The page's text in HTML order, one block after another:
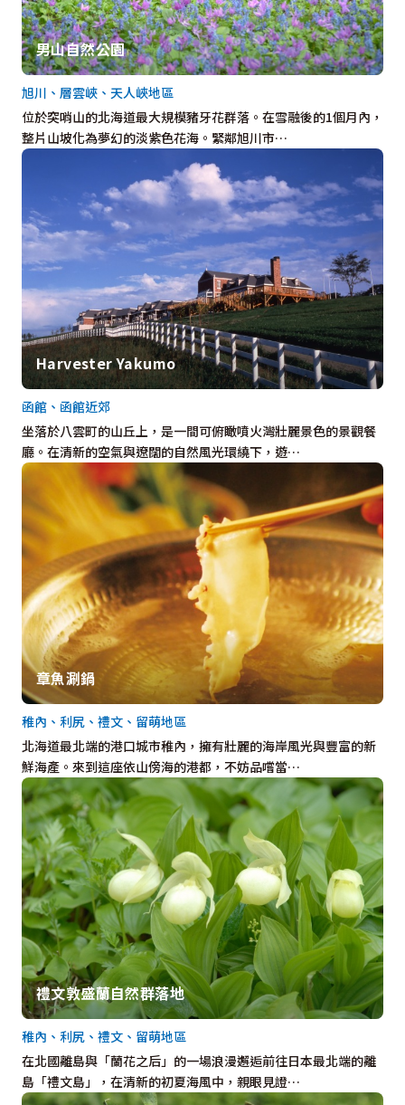
男山自然公園
位於突哨山的北海道最大規模豬牙花群落。在雪融後的1個月內，
整片山坡化為夢幻的淡紫色花海。緊鄰旭川市…
旭川、層雲峽、天人峽地區
Harvester Yakumo
坐落於八雲町的山丘上，是一間可俯瞰噴火灣壯麗景色的景觀餐
廳。在清新的空氣與遼闊的自然風光環繞下，遊…
函館、函館近郊
章魚涮鍋
北海道最北端的港口城市稚內，擁有壯麗的海岸風光與豐富的新
鮮海產。來到這座依山傍海的港都，不妨品嚐當…
稚內、利尻、禮文、留萌地區
禮文敦盛蘭自然群落地
在北國離島與「蘭花之后」的一場浪漫邂逅前往日本最北端的離
島「禮文島」，在清新的初夏海風中，親眼見證…
稚內、利尻、禮文、留萌地區